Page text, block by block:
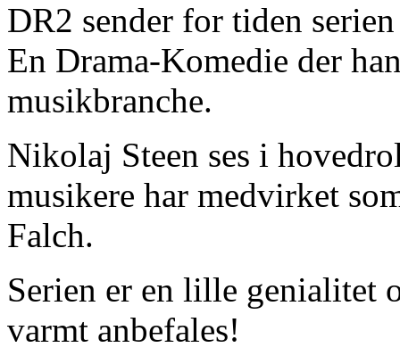
DR2 sender for tiden
En Drama-Komedie der
musikbranche.
Nikolaj Steen ses i
musikere har medvirket
Falch.
Serien er en lille genialitet
varmt anbefales!